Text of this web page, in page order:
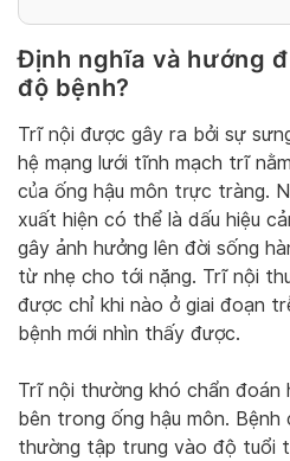
Định nghĩa và hướng
độ bệnh?
Trĩ nội được gây ra bởi sự
hệ mạng lưới tĩnh mạch trĩ
của ống hậu môn trực tràng.
xuất hiện có thể là dấu hiệu
gây ảnh hưởng lên đời sống
từ nhẹ cho tới nặng. Trĩ nội
được chỉ khi nào ở giai đoạn
bệnh mới nhìn thấy được.
Trĩ nội thường khó chẩn đoán
bên trong ống hậu môn. Bệnh
thường tập trung vào độ tuổi